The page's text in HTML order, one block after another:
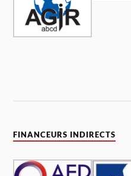
FINANCEURS INDIRECTS